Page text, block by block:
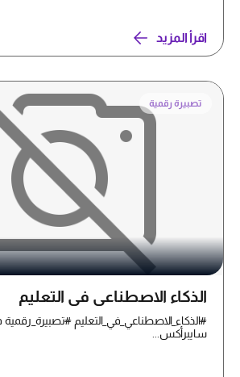
اقرأ المزيد
تصبيرة رقمية
الذكاء الاصطناعي في التعليم
سايبرأكس...